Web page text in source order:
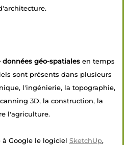
données géo-spatiales en temps
sont présents dans plusieurs
l'ingénierie, la topographie,
3D, la construction, la
l'agriculture.
à Google le logiciel SketchUp,